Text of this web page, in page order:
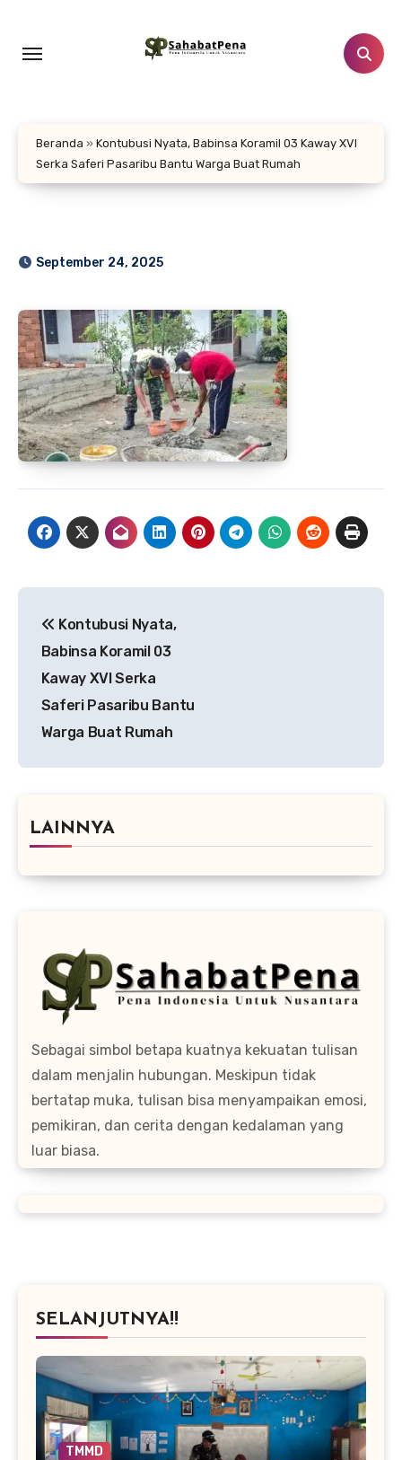
konten
Beranda » Kontubusi Nyata, Babinsa Koramil 03 Kaway XVI
Serka Saferi Pasaribu Bantu Warga Buat Rumah
September 24, 2025
pos
Kontubusi Nyata,
Babinsa Koramil 03
Kaway XVI Serka
Saferi Pasaribu Bantu
Warga Buat Rumah
LAINNYA
Sebagai simbol betapa kuatnya kekuatan tulisan
dalam menjalin hubungan. Meskipun tidak
bertatap muka, tulisan bisa menyampaikan emosi,
pemikiran, dan cerita dengan kedalaman yang
luar biasa.
SELANJUTNYA!!
TMMD